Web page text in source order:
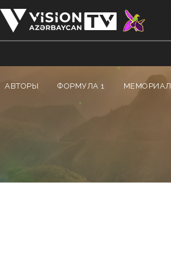
АВТОРЫ ФОРМУЛА 1 МЕМОРИАЛ